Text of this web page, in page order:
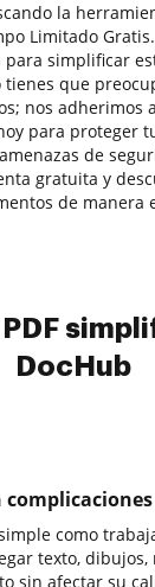
la
Limitado
simplificar
tienes que
nos adherimos
para proteger
de
gratuita y
de manera
DocHub
complicaciones
como
texto,
sin afectar su